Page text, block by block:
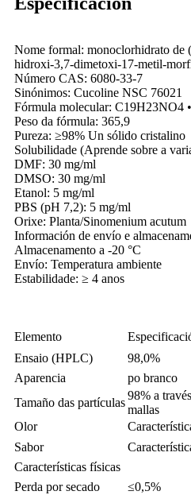
Nome formal: monoclorhidrato de
hidroxi-3,7-dimetoxi-17-metil-
Número CAS: 6080-33-7
Sinónimos: Cucoline NSC 76021
Fórmula molecular: C19H23NO4
Peso da fórmula: 365,9
Pureza: ≥98% Un sólido cristalino
Solubilidade (Aprende sobre a
DMF: 30 mg/ml
DMSO: 30 mg/ml
Etanol: 5 mg/ml
PBS (pH 7,2): 5 mg/ml
Orixe: Planta/Sinomenium acutum
Información de envío e
Almacenamento a -20 °C
Envío: Temperatura ambiente
Estabilidade: ≥ 4 anos
Elemento
Ensaio (HPLC)
98,0%
Aparencia
po branco
Tamaño das partículas
98% a
mallas
Olor
Sabor
Características físicas
Perda por secado
≤0,5%